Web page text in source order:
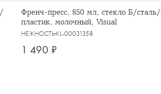
Френч-пресс, 850 мл, стекло Б/сталь/
пластик, молочный, Visual
НЕЖНОСТЬKL-00031358
1 490 ₽